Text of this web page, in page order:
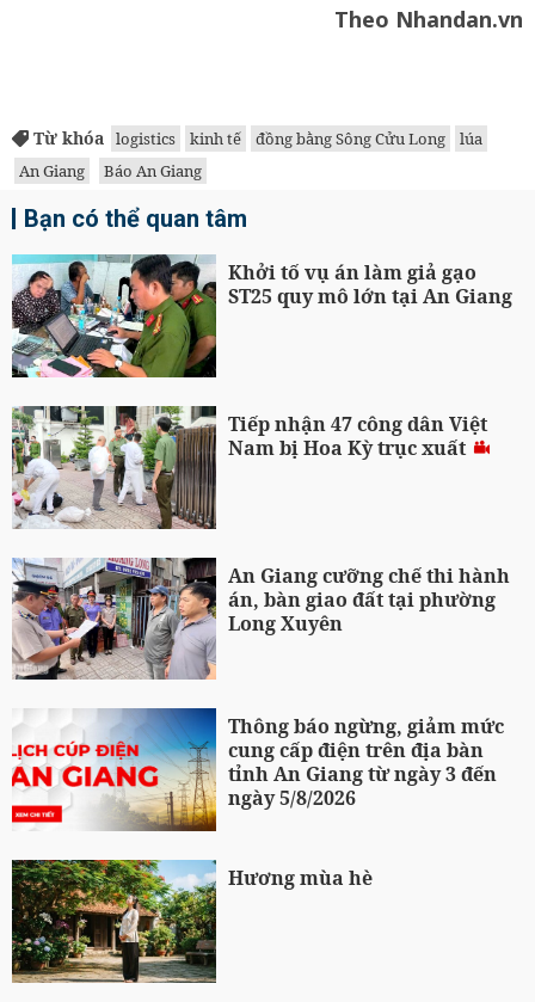
Theo Nhandan.vn
Từ khóa logistics kinh tế đồng bằng Sông Cửu Long
lúa
An Giang
Báo An Giang
Bạn có thể quan tâm
Khởi tố vụ án làm giả gạo
ST25 quy mô lớn tại An Giang
Tiếp nhận 47 công dân Việt
Nam bị Hoa Kỳ trục xuất
An Giang cưỡng chế thi hành
án, bàn giao đất tại phường
Long Xuyên
Thông báo ngừng, giảm mức
cung cấp điện trên địa bàn
tỉnh An Giang từ ngày 3 đến
ngày 5/8/2026
Hương mùa hè